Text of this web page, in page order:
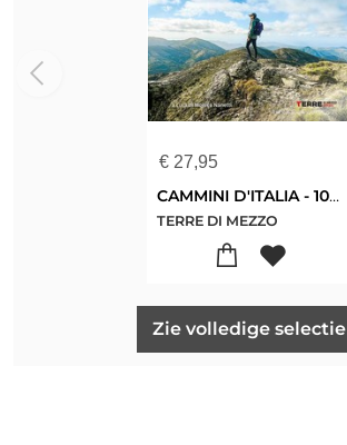
€27,95
CAMMINI D'ITALIA - 100 SPETTACOLARI ITINERARI A PIEDI
TERRE DI MEZZO
Zie volledige selectie